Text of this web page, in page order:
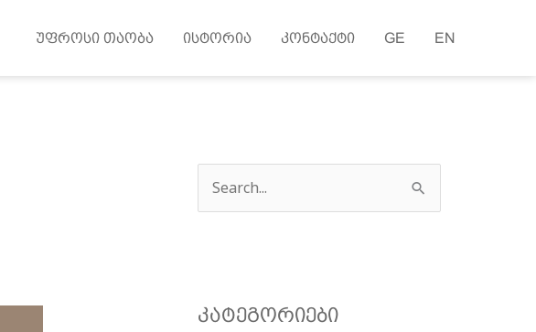
უფროსი თაობა ისტორია კონტაქტი GE EN
ა
კატეგორიები